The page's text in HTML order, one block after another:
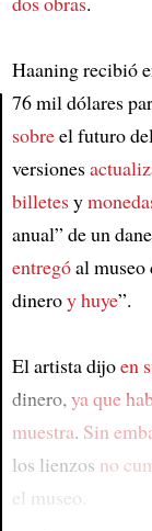
Haaning recibió
76 mil dólares
sobreel futuro del
versiones
billetesy
anual” de un
entregóal museo
dineroy huye”.
El artista dijoen
dinero, ya que
muestra. Sin
los lienzos no
el museo.